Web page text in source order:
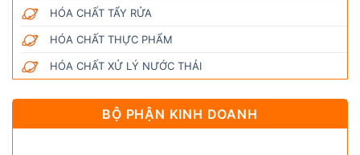
HÓA CHẤT TẨY RỬA
HÓA CHẤT THỰC PHẨM
HÓA CHẤT XỬ LÝ NƯỚC THẢI
BỘ PHẬN KINH DOANH